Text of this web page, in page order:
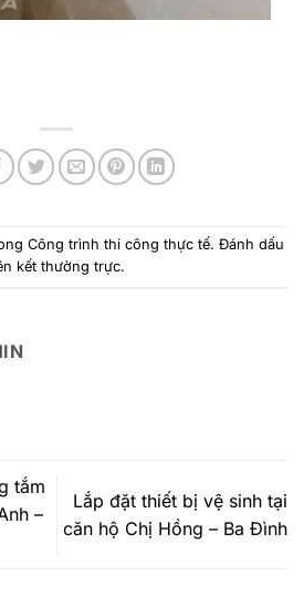
Công trình thi công thực tế. Đánh dấu
kết thường trực.
tắm
–
Lắp đặt thiết bị vệ sinh tại
căn hộ Chị Hồng – Ba Đình